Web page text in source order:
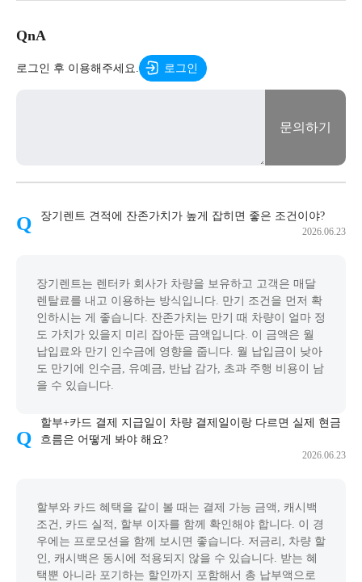
QnA
로그인 후 이용해주세요. 로그인
문의하기
장기렌트 견적에 잔존가치가 높게 잡히면 좋은 조건이야?
2026.06.23
장기렌트는 렌터카 회사가 차량을 보유하고 고객은 매달
렌탈료를 내고 이용하는 방식입니다. 만기 조건을 먼저 확
인하시는 게 좋습니다. 잔존가치는 만기 때 차량이 얼마 정
도 가치가 있을지 미리 잡아둔 금액입니다. 이 금액은 월
납입료와 만기 인수금에 영향을 줍니다. 월 납입금이 낮아
도 만기에 인수금, 유예금, 반납 감가, 초과 주행 비용이 남
을 수 있습니다.
할부+카드 결제 지급일이 차량 결제일이랑 다르면 실제 현금
흐름은 어떻게 봐야 해요?
2026.06.23
할부와 카드 혜택을 같이 볼 때는 결제 가능 금액, 캐시백
조건, 카드 실적, 할부 이자를 함께 확인해야 합니다. 이 경
우에는 프로모션을 함께 보시면 좋습니다. 저금리, 차량 할
인, 캐시백은 동시에 적용되지 않을 수 있습니다. 받는 혜
택뿐 아니라 포기하는 할인까지 포함해서 총 납부액으로